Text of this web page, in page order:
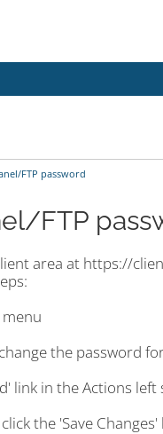
FTP password
FTP
area at https://
the password
link in the Actions left
the 'Save